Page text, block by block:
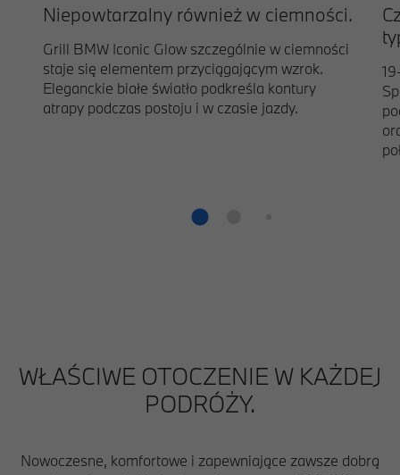
Niepowtarzalny również w ciemności.
Grill BMW Iconic Glow szczególnie w ciemności
staje się elementem przyciągającym wzrok.
Eleganckie białe światło podkreśla kontury
atrapy podczas postoju i w czasie jazdy.
WŁAŚCIWE OTOCZENIE W KAŻDEJ
PODRÓŻY.
Nowoczesne, komfortowe i zapewniające zawsze dobrą